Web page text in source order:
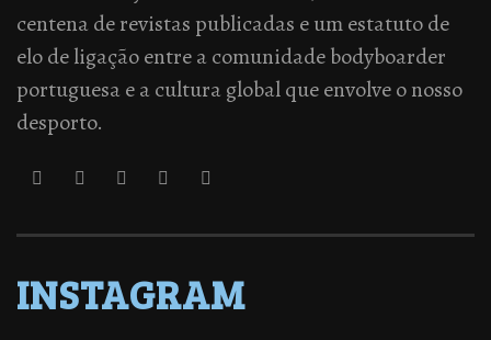
centena de revistas publicadas e um estatuto de
elo de ligação entre a comunidade bodyboarder
portuguesa e a cultura global que envolve o nosso
desporto.
INSTAGRAM